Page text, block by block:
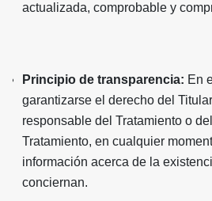
actualizada, comprobable y
Principio de transparencia: En
garantizarse el derecho del
responsable del Tratamiento o
Tratamiento, en cualquier
información acerca de la
conciernan.